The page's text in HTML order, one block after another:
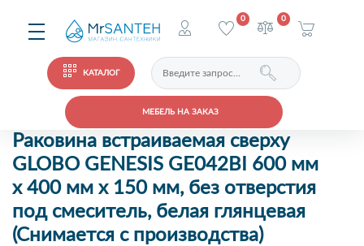
КАТАЛОГ
МЕБЕЛЬ НА ЗАКАЗ
0 0
Раковина встраиваемая сверху
GLOBO GENESIS GE042BI 600 мм
х 400 мм х 150 мм, без отверстия
под смеситель, белая глянцевая
(Снимается с производства)